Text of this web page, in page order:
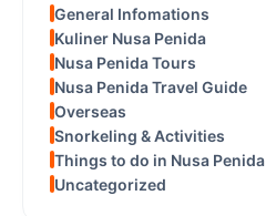
General Infomations
Kuliner Nusa Penida
Nusa Penida Tours
Nusa Penida Travel Guide
Overseas
Snorkeling & Activities
Things to do in Nusa Penida
Uncategorized